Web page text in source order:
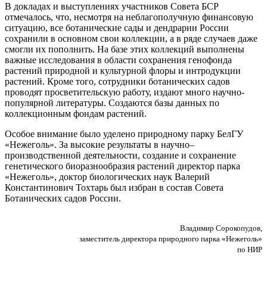
В докладах и выступлениях участников Совета БСР
отмечалось, что, несмотря на неблагополучную финансовую
ситуацию, все ботанические сады и дендрарии России
сохранили в основном свои коллекции, а в ряде случаев даже
смогли их пополнить. На базе этих коллекций выполнены
важные исследования в области сохранения генофонда
растений природной и культурной флоры и интродукции
растений. Кроме того, сотрудники ботанических садов
проводят просветительскую работу, издают много научно-
популярной литературы. Создаются базы данных по
коллекционным фондам растений.
Особое внимание было уделено природному парку БелГУ
«Нежеголь». За высокие результаты в научно–
производственной деятельности, создание и сохранение
генетического биоразнообразия растений директор парка
«Нежеголь», доктор биологических наук Валерий
Константинович Тохтарь был избран в состав Совета
Ботанических садов России.
Владимир Сорокопудов,
заместитель директора природного парка «Нежеголь»
по НИР